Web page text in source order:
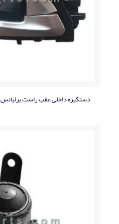
دستگیره داخلی عقب راست برلیانس Brilliance H220